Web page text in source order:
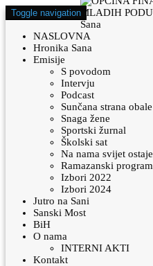
Toggle navigation
NASLOVNA
Hronika Sana
Emisije
S povodom
Intervju
Podcast
Sunčana strana obale
Snaga žene
Sportski žurnal
Školski sat
Na nama svijet ostaje
Ramazanski program
Izbori 2022
Izbori 2024
Jutro na Sani
Sanski Most
BiH
O nama
INTERNI AKTI
Kontakt